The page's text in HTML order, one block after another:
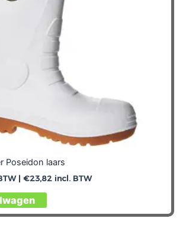
de
productpagina
Poseidon laars
| €23,82incl. BTW
Dit
product